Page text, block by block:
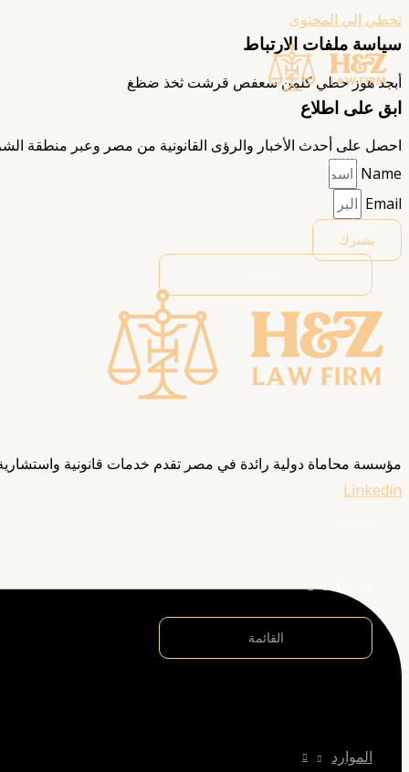
تخطي إلى المحتوى
الرئيسية
بشأن
القائمة
الموارد
سياسة ملفات الارتباط
أبجد هوز حطي كلمن سعفص قرشت ثخذ ضظغ
ابق على اطلاع
احصل على أحدث الأخبار والرؤى القانونية من مصر وعبر منطقة
Name
Email
يشترك
مؤسسة محاماة دولية رائدة في مصر تقدم خدمات قانونية
Linkedin